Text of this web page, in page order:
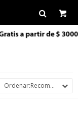
Recomendados